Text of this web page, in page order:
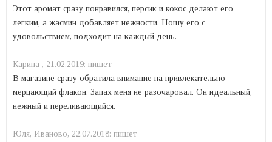
Этот аромат сразу понравился, персик и кокос делают его
легким, а жасмин добавляет нежности. Ношу его с
удовольствием, подходит на каждый день.
Карина , 21.02.2019: пишет
В магазине сразу обратила внимание на привлекательно
мерцающий флакон. Запах меня не разочаровал. Он идеальный,
нежный и переливающийся.
Юля, Иваново, 22.07.2018: пишет